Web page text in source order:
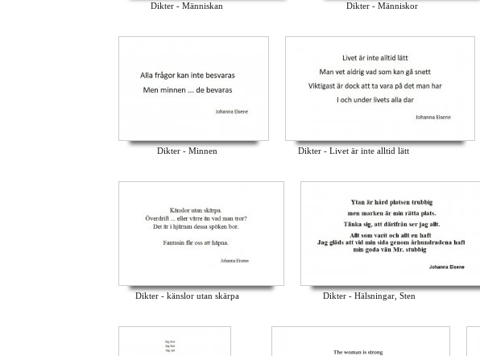
Dikter - Människan Dikter - Människor
Dikter - Minnen Dikter - Livet är inte alltid lätt
Dikter - känslor utan skärpa Dikter - Hälsningar, Sten